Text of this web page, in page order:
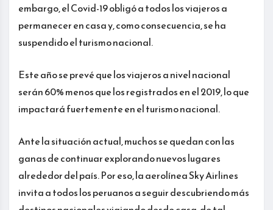
embargo, el Covid-19 obligó a todos los viajeros a
permanecer en casa y, como consecuencia, se ha
suspendido el turismo nacional.
Este año se prevé que los viajeros a nivel nacional
serán 60% menos que los registrados en el 2019, lo que
impactará fuertemente en el turismo nacional.
Ante la situación actual, muchos se quedan con las
ganas de continuar explorando nuevos lugares
alrededor del país. Por eso, la aerolínea Sky Airlines
invita a todos los peruanos a seguir descubriendo más